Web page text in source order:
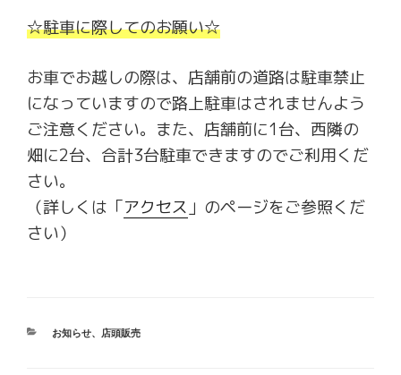
☆駐車に際してのお願い☆
お車でお越しの際は、店舗前の道路は駐車禁止
になっていますので路上駐車はされませんよう
ご注意ください。また、店舗前に1台、西隣の
畑に2台、合計3台駐車できますのでご利用くだ
さい。
（詳しくは「アクセス」のページをご参照くだ
さい）
カ
お知らせ、 店頭販売